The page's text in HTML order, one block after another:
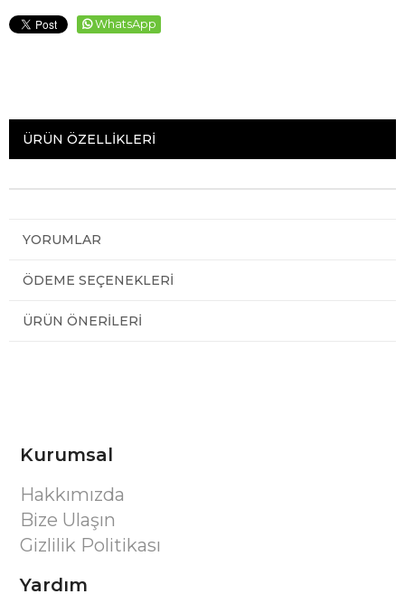
WhatsApp
ÜRÜN ÖZELLIKLERI
YORUMLAR
ÖDEME SEÇENEKLERI
ÜRÜN ÖNERILERI
Kurumsal
Hakkımızda
Bize Ulaşın
Gizlilik Politikası
Yardım